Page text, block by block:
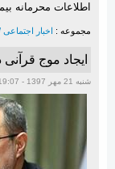
اطلاعات محرمانه
مجموعه : اخبار اجتماعی
ایجاد موج قرآنی
شنبه 21 مهر 1397 - 19:07